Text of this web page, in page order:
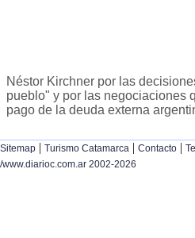
Néstor Kirchner por las
pueblo" y por las negociaciones
pago de la deuda externa
Sitemap | Turismo Catamarca | Contacto |
/www.diarioc.com.ar 2002-2026